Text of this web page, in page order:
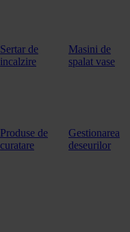
Sertar de
incalzire
Masini de
spalat vase
Produse de
curatare
Gestionarea
deseurilor